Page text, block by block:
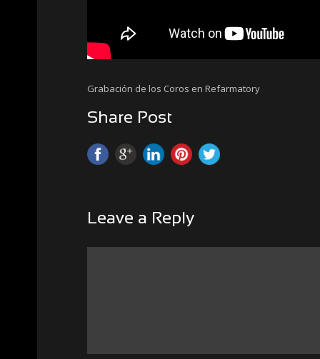
Grabación de los Coros en Refarmatory
Share Post
Leave a Reply